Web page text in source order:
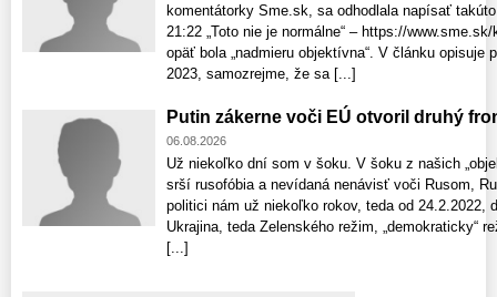
komentátorky Sme.sk, sa odhodlala napísať
21:22 „Toto nie je normálne“ – https://
opäť bola „nadmieru objektívna“. V článku
2023, samozrejme, že sa [...]
Putin zákerne voči EÚ otvoril druhý
06.08.2026
Už niekoľko dní som v šoku. V šoku z našich
srší rusofóbia a nevídaná nenávisť voči Rusom,
politici nám už niekoľko rokov, teda od 24.2.2022,
Ukrajina, teda Zelenského režim, „demokraticky“
[...]